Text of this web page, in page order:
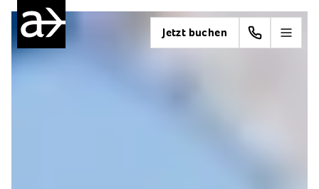
Jetzt buchen